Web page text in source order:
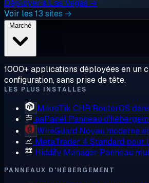
Déployer à Las Vegas →
Voir les 13 sites →
1000+ applications déployées en un
configuration, sans prise de tête.
LES PLUS INSTALLÉS
MikroTik CHR RouterOS
aaPanel Panneau
WireGuard Noyau moderne
MetaTrader 4 Standard pour
Hiddify Manager Panneau
PANNEAUX D'HÉBERGEMENT